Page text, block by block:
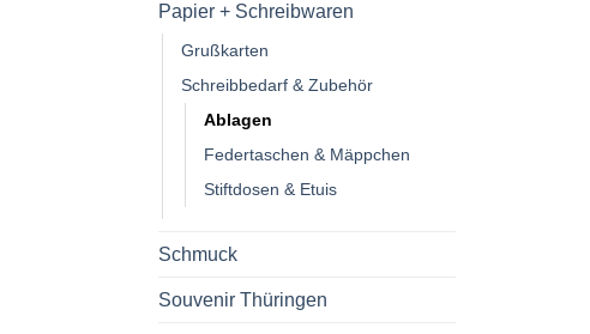
Papier + Schreibwaren
Grußkarten
Schreibbedarf & Zubehör
Ablagen
Federtaschen & Mäppchen
Stiftdosen & Etuis
Schmuck
Souvenir Thüringen